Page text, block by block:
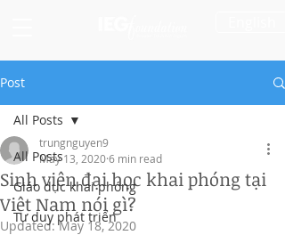
Post
All Posts
Giáo dục khai phóng
Tư duy phát triển
All Posts
Sinh viên đại học khai phóng tại
Việt Nam nói gì?
trungnguyen9
May 13, 20206 min read
Updated:May 18, 2020